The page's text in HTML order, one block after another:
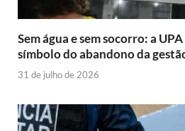
Sem água e sem socorro: a
símbolo do abandono da
31 de julho de 2026